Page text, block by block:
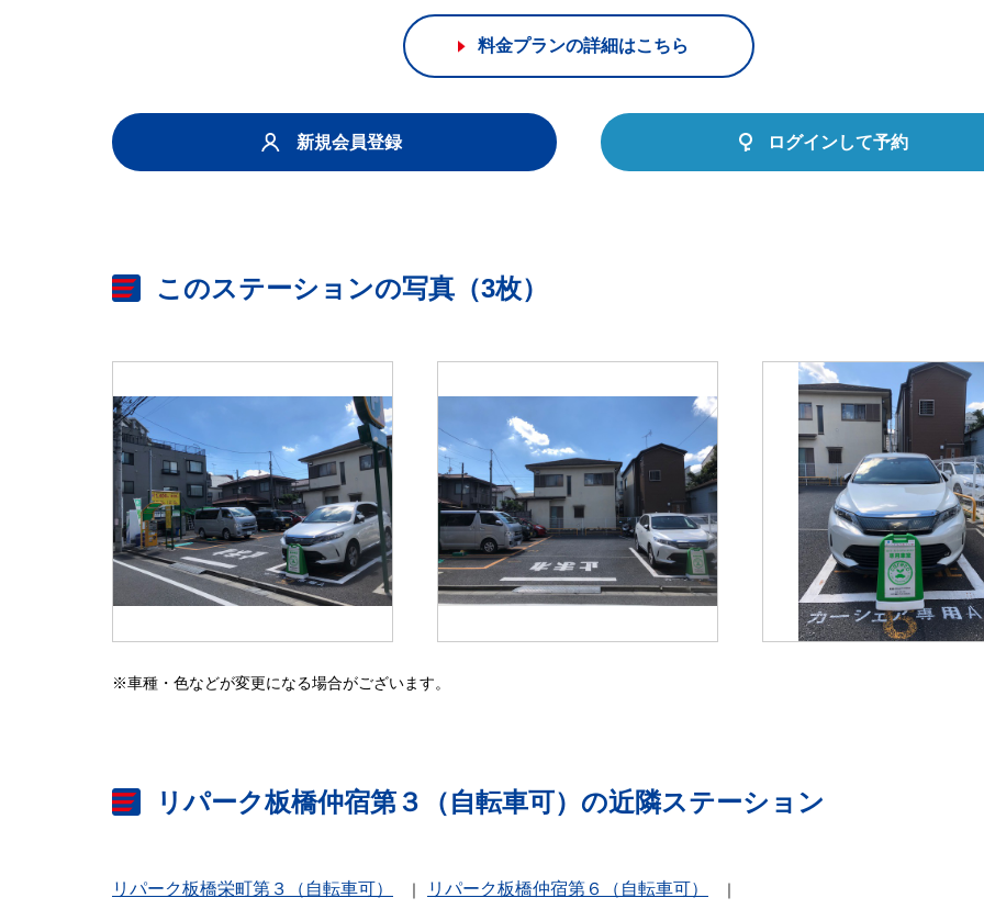
料金プランの詳細はこちら
新規会員登録 ログインして予約
このステーションの写真（3枚）
※車種・色などが変更になる場合がございます。
リパーク板橋仲宿第３（自転車可）の近隣ステーション
リパーク板橋栄町第３（自転車可） リパーク板橋仲宿第６（自転車可）